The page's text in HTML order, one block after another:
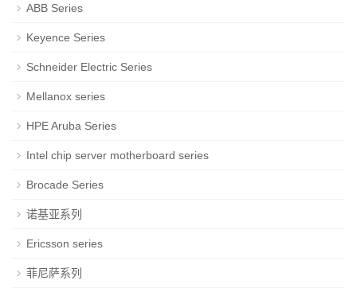
ABB Series
Keyence Series
Schneider Electric Series
Mellanox series
HPE Aruba Series
Intel chip server motherboard series
Brocade Series
诺基亚系列
Ericsson series
菲尼萨系列